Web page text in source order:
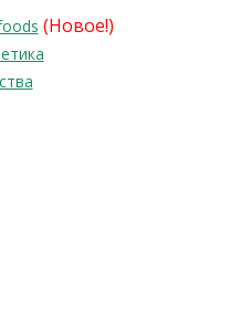
(Новое!)